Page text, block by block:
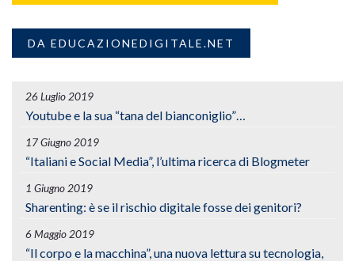
DA EDUCAZIONEDIGITALE.NET
26 Luglio 2019
Youtube e la sua “tana del bianconiglio”…
17 Giugno 2019
“Italiani e Social Media”, l’ultima ricerca di Blogmeter
1 Giugno 2019
Sharenting: è se il rischio digitale fosse dei genitori?
6 Maggio 2019
“Il corpo e la macchina”, una nuova lettura su tecnologia,